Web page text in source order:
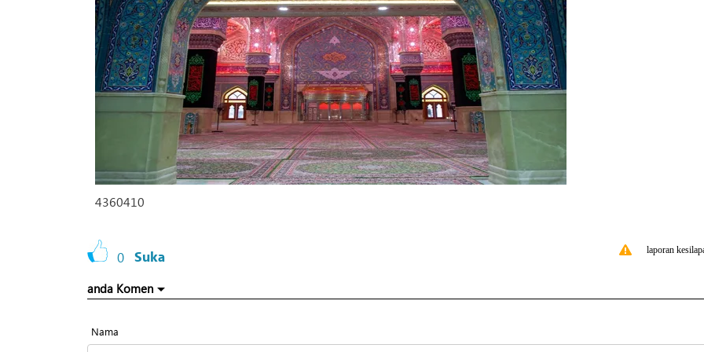
4360410
0 Suka laporan
anda Komen
Nama